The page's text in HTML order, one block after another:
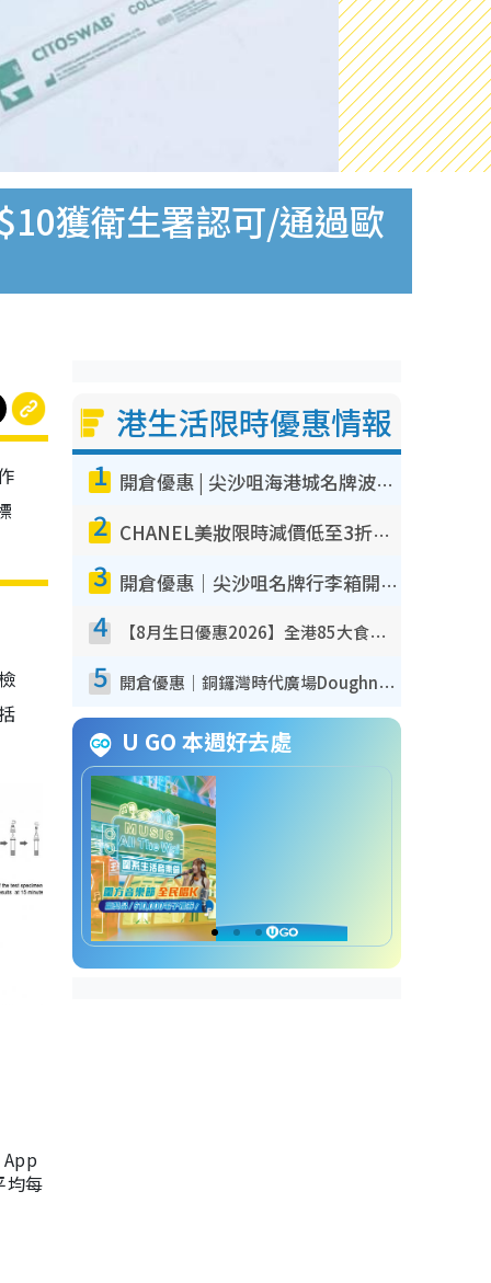
獲衛生署認可/通過歐
均每
港生活限時優惠情報
1 開倉優惠 | 尖沙咀海港城名牌波鞋開倉低至1折！On鞋$899起／Joy&Peace鞋履$98起
2 CHANEL美妝限時減價低至3折！人氣粉底/唇膏/精華液低至$275！COCO香水都有平
3 開倉優惠｜尖沙咀名牌行李箱開倉低至4折！一連5日 American Tourister/ace./Hallmark $200起！
4 【8月生日優惠2026】全港85大食買玩著數攻略 自助餐/火鍋放題同行免費＋誠品/DONKI送現金券
5 開倉優惠｜銅鑼灣時代廣場Doughnut/Campo Marzio開倉低至1折！背囊、書包、手袋劈價$200起
U GO 本週好去處